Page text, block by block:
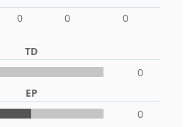
0 0 0
TD
0
EP
0